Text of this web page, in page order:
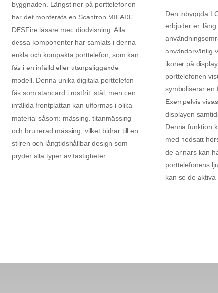
byggnaden. Längst ner på porttelefonen
har det monterats en Scantron MIFARE
DESFire läsare med diodvisning. Alla
dessa komponenter har samlats i denna
enkla och kompakta porttelefon, som kan
fås i en infälld eller utanpåliggande
modell. Denna unika digitala porttelefon
fås som standard i rostfritt stål, men den
infällda frontplattan kan utformas i olika
material såsom: mässing, titanmässing
och brunerad mässing, vilket bidrar till en
stilren och långtidshållbar design som
pryder alla typer av fastigheter.
Den inbyggda
erbjuder en lång
användarvänlig
ikoner på
porttelefonen
symboliserar en
Exempelvis
displayen
Denna funktion
med nedsatt
de annars kan
porttelefonens
kan se de